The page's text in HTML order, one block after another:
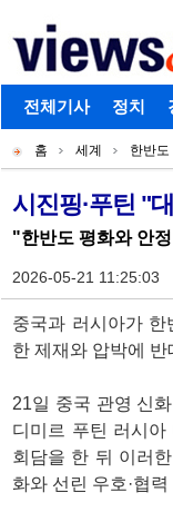
개
별
메
뉴
로그인 회원가입
주
메
뉴
전체기사 정치
현
재
위
치
홈 세계 한반도
기
사
본
문
시진핑·푸틴 "
"한반도 평화와 안
2026-05-21 11:25:03
중국과 러시아가
한 제재와 압박에
21일 중국 관영 신
디미르 푸틴 러시
회담을 한 뒤 이러
화와 선린 우호·협